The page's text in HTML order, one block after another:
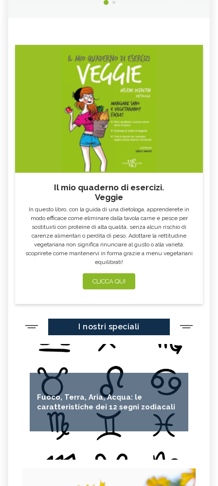
Il mio quaderno di esercizi.
Veggie
In questo libro, con la guida di una dietologa, apprenderete in
modo efficace come eliminare dalla tavola carne e pesce per
sostituirli con proteine di alta qualità, senza alcun rischio di
carenze alimentari o perdita di peso. Adottare la rettitudine
vegetariana non significa rinunciare al gusto o alla varietà:
scoprirete come mantenervi in forma grazie a menu vegetariani
equilibrati!
CLICCA QUI
I nostri speciali
Fuoco, Terra, Aria, Acqua: le
caratteristiche dei 12 segni zodiacali